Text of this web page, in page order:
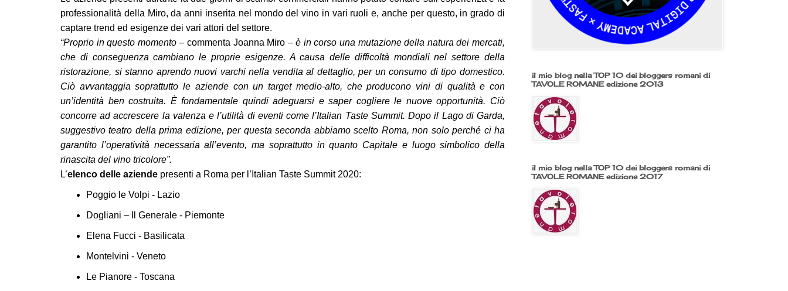
professionalità della Miro, da anni inserita nel mondo del vino in vari ruoli e, anche per questo, in grado di
captare trend ed esigenze dei vari attori del settore.
“Proprio in questo momento– commenta Joanna Miro –è in corso una mutazione della natura dei mercati,
che di conseguenza cambiano le proprie esigenze. A causa delle difficoltà mondiali nel settore della
ristorazione, si stanno aprendo nuovi varchi nella vendita al dettaglio, per un consumo di tipo domestico.
Ciò avvantaggia soprattutto le aziende con un target medio-alto, che producono vini di qualità e con
un’identità ben costruita. È fondamentale quindi adeguarsi e saper cogliere le nuove opportunità. Ciò
concorre ad accrescere la valenza e l’utilità di eventi come l’Italian Taste Summit. Dopo il Lago di Garda,
suggestivo teatro della prima edizione, per questa seconda abbiamo scelto Roma, non solo perché ci ha
garantito l’operatività necessaria all’evento, ma soprattutto in quanto Capitale e luogo simbolico della
rinascita del vino tricolore”.
L’elenco delle aziende presenti a Roma per l’Italian Taste Summit 2020:
Poggio le Volpi - Lazio
Dogliani – Il Generale - Piemonte
Elena Fucci - Basilicata
Montelvini - Veneto
Le Pianore - Toscana
il mio blog nella TOP 10 dei bloggers romani di
TAVOLE ROMANE edizione 2013
il mio blog nella TOP 10 dei bloggers romani di
TAVOLE ROMANE edizione 2017